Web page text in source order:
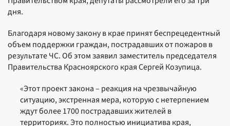
дня.
Благодаря новому закону в крае принят беспрецедентный
объем поддержки граждан, пострадавших от пожаров в
результате ЧС. Об этом заявил заместитель председателя
Правительства Красноярского края Сергей Козупица.
«Этот проект закона – реакция на чрезвычайную
ситуацию, экстренная мера, которую с нетерпением
ждут более 1700 пострадавших жителей в
территориях. Это полностью инициатива края,